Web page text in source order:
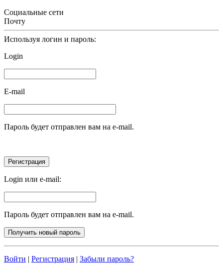
Социальные сети
Почту
Используя логин и пароль:
Login
E-mail
Пароль будет отправлен вам на e-mail.
Login или e-mail:
Пароль будет отправлен вам на e-mail.
Войти | Регистрация | Забыли пароль?